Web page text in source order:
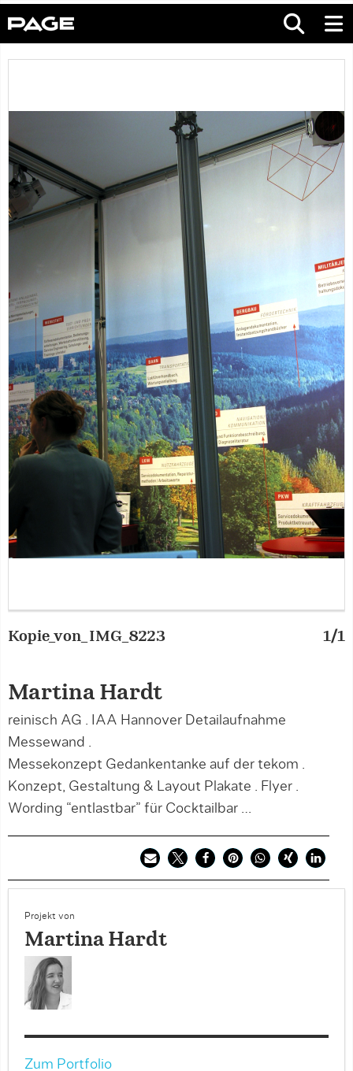
Kopie_von_IMG_8223 1/1
Martina Hardt
reinisch AG . IAA Hannover Detailaufnahme
Messewand .
Messekonzept Gedankentanke auf der tekom .
Konzept, Gestaltung & Layout Plakate . Flyer .
Wording “entlastbar” für Cocktailbar …
Projekt von
Martina Hardt
Zum Portfolio